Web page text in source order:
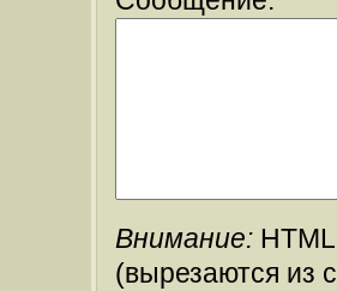
Внимание:
(вырезаются из